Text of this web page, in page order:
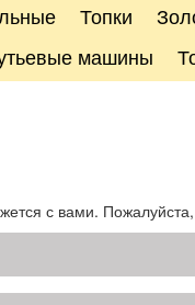
Топки
машины
с вами.